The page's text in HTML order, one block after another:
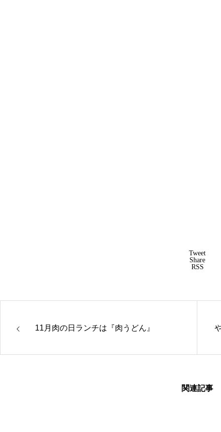
Tweet
Share
RSS
11月肉の日ランチは『肉うどん』
関連記事